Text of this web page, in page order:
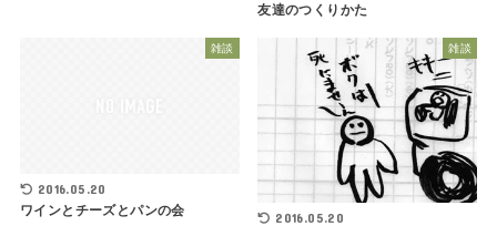
友達のつくりかた
雑談
2016.05.20
ワインとチーズとパンの会
雑談
2016.05.20